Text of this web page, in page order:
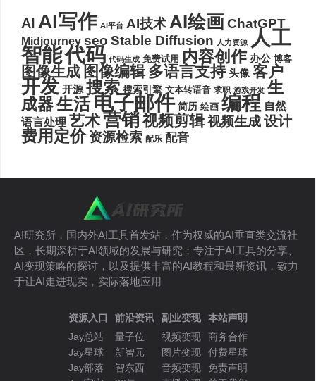
AI AI写作 AI平台 AI技术AI绘画ChatGPT
Midjourney seo Stable Diffusion 人力资源 人工
智能代码 代码生成 免费试用 内容创作 办公 博客
图像生成 图像编辑 多语言支持 头像 客户
开发 开源 搜索 搜索引擎 文本转语音 求职 游戏开发 生
成器生活电子邮件 简历 绘画 编程 自然
语言处理 艺术营销视频剪辑视频生成设计
费用定价 资源检索 配乐 配音
AI研究所，国内外AI工具首发站，作为权威的AI垂直类交流社
区，长期深耕于AI领域的发展与研究；专注于AI工具的分享、
AI变现策略的探讨，以及提供丰富的AI教程和最新资讯，致力
于让AI走进现实，实际落地应用
资源入口
Jay总站
Jay星球
Jay部落
前沿资讯
量子位
新智元
智东西
副业变现
视频变现
图片变现
音频变现
本站声明
商务合作
付费星球
免责声明